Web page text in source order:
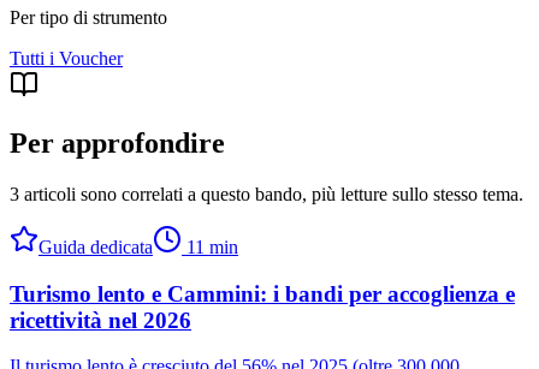
Per tipo di strumento
Tutti i Voucher
Per approfondire
3 articoli sono correlati a questo bando, più letture sullo stesso tema.
Guida dedicata 11 min
Turismo lento e Cammini: i bandi per accoglienza e
ricettività nel 2026